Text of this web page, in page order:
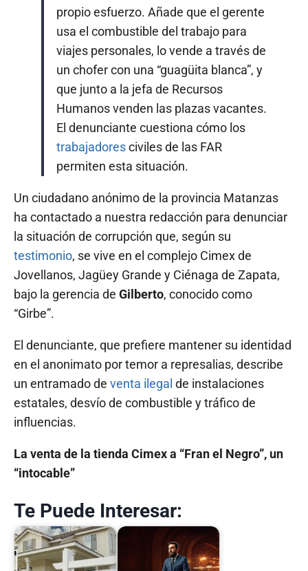
propio esfuerzo. Añade que el gerente
usa el combustible del trabajo para
viajes personales, lo vende a través de
un chofer con una “guagüita blanca”, y
que junto a la jefa de Recursos
Humanos venden las plazas vacantes.
El denunciante cuestiona cómo los
trabajadoresciviles de las FAR
permiten esta situación.
Un ciudadano anónimo de la provincia Matanzas
ha contactado a nuestra redacción para denunciar
la situación de corrupción que, según su
testimonio, se vive en el complejo Cimex de
Jovellanos, Jagüey Grande y Ciénaga de Zapata,
bajo la gerencia de Gilberto, conocido como
“Girbe”.
El denunciante, que prefiere mantener su identidad
en el anonimato por temor a represalias, describe
un entramado de venta ilegal de instalaciones
estatales, desvío de combustible y tráfico de
influencias.
La venta de la tienda Cimex a “Fran el Negro”, un
“intocable”
Te Puede Interesar: